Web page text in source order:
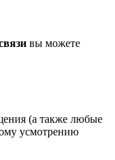
вы можете
(а также любые
усмотрению